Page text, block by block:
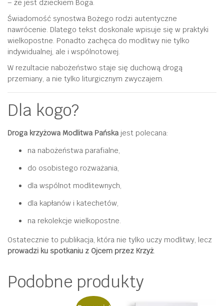
– że jest dzieckiem Boga.
Świadomość synostwa Bożego rodzi autentyczne
nawrócenie. Dlatego tekst doskonale wpisuje się w praktyki
wielkopostne. Ponadto zachęca do modlitwy nie tylko
indywidualnej, ale i wspólnotowej.
W rezultacie nabożeństwo staje się duchową drogą
przemiany, a nie tylko liturgicznym zwyczajem.
Dla kogo?
Droga krzyżowa Modlitwa Pańska jest polecana:
na nabożeństwa parafialne,
do osobistego rozważania,
dla wspólnot modlitewnych,
dla kapłanów i katechetów,
na rekolekcje wielkopostne.
Ostatecznie to publikacja, która nie tylko uczy modlitwy, lecz
prowadzi ku spotkaniu z Ojcem przez Krzyż.
Podobne produkty